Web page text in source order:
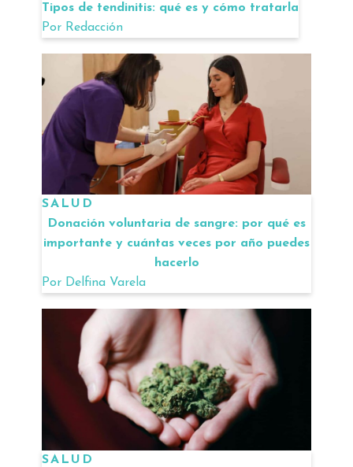
Tipos de tendinitis: qué es y cómo tratarla
Por Redacción
SALUD
Donación voluntaria de sangre: por qué es
importante y cuántas veces por año puedes
hacerlo
Por Delfina Varela
SALUD